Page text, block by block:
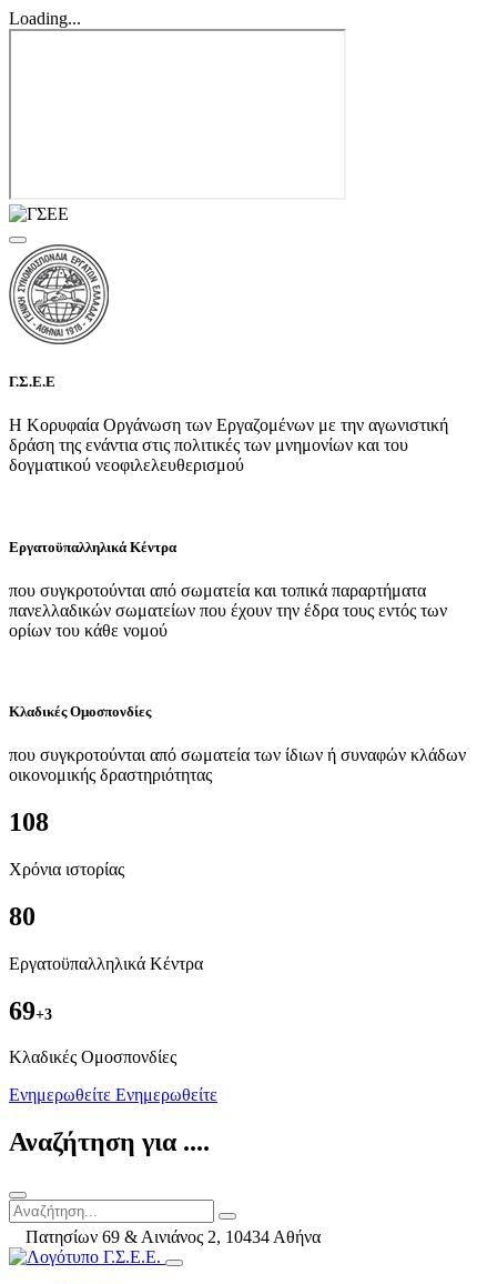
Loading...
Γ.Σ.Ε.Ε
Η Κορυφαία Οργάνωση των Εργαζομένων με την αγωνιστική
δράση της ενάντια στις πολιτικές των μνημονίων και του
δογματικού νεοφιλελευθερισμού
Εργατοϋπαλληλικά Κέντρα
που συγκροτούνται από σωματεία και τοπικά παραρτήματα
πανελλαδικών σωματείων που έχουν την έδρα τους εντός των
ορίων του κάθε νομού
Κλαδικές Ομοσπονδίες
που συγκροτούνται από σωματεία των ίδιων ή συναφών κλάδων
οικονομικής δραστηριότητας
108
Χρόνια ιστορίας
80
Εργατοϋπαλληλικά Κέντρα
69+3
Kλαδικές Ομοσπονδίες
Ενημερωθείτε Ενημερωθείτε
Αναζήτηση για ....
Πατησίων 69 & Αινιάνος 2, 10434 Αθήνα